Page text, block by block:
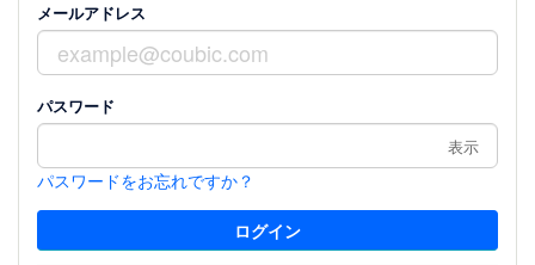
メールアドレス
パスワード
表示
パスワードをお忘れですか？